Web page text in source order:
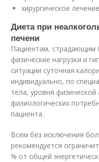
хирургическое
Диета при
печени
Пациентам, страдающим
физические нагрузки и
ситуации суточная
индивидуально, по
тела, уровня
физиологических
пациента.
Всем без исключения
рекомендуется
% от общей